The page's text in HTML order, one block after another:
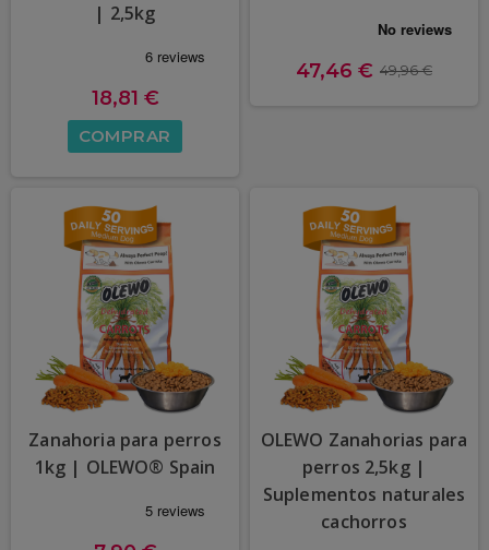
| 2,5kg
18,81 €
COMPRAR
47,46 € 49,96 €
Zanahoria para perros
1kg | OLEWO® Spain
OLEWO Zanahorias para
perros 2,5kg |
Suplementos naturales
cachorros